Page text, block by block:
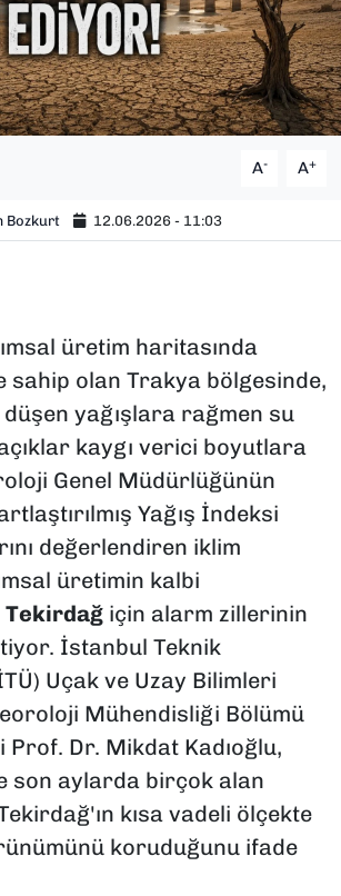
A- A+
Bozkurt 12.06.2026 - 11:03
üretim haritasında
sahip olan Trakya bölgesinde,
yağışlara rağmen su
kaygı verici boyutlara
Genel Müdürlüğünün
Yağış İndeksi
değerlendiren iklim
üretimin kalbi
Tekirdağiçin alarm zillerinin
İstanbul Teknik
Uçak ve Uzay Bilimleri
Mühendisliği Bölümü
Prof. Dr. Mikdat Kadıoğlu,
son aylarda birçok alan
kısa vadeli ölçekte
koruduğunu ifade